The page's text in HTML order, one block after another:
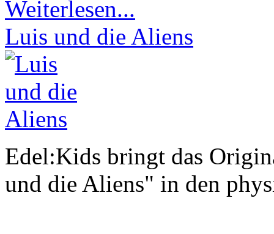
Weiterlesen...
Luis und die Aliens
Edel:Kids bringt das
und die Aliens" in den